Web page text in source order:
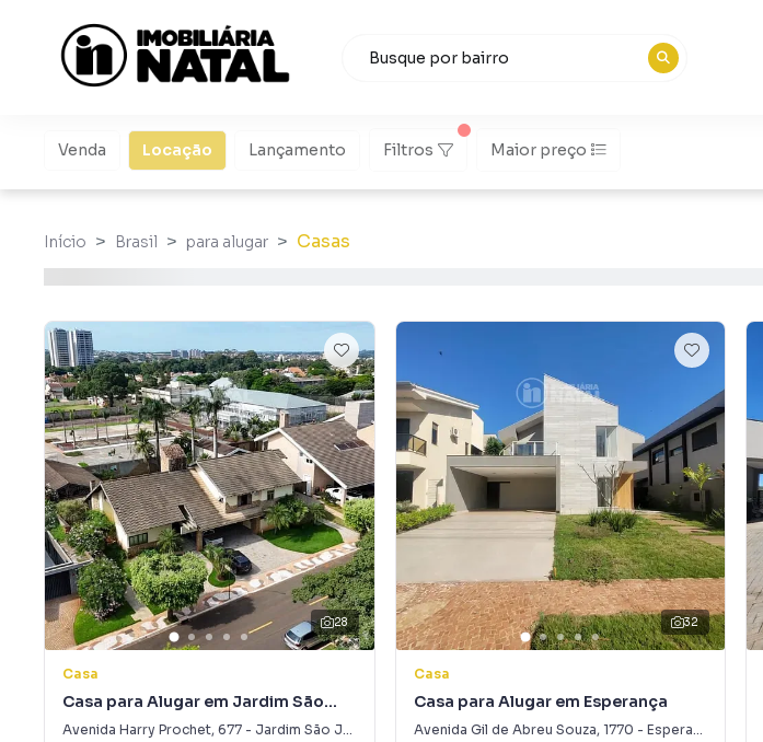
Venda Locação Lançamento Filtros Maior preço
Início Brasil para alugar Casas
28
Casa
Casa para Alugar em Jardim São
Jorge
Avenida Harry Prochet, 677 - Jardim São Jorge
32
Casa
Casa para Alugar em Esperança
Avenida Gil de Abreu Souza, 1770 - Esperança